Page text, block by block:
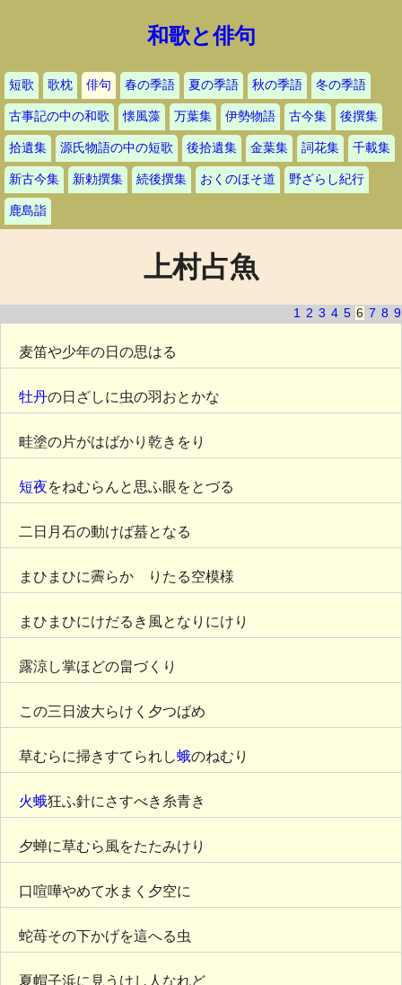
和歌と俳句
短歌 歌枕 俳句 春の季語 夏の季語 秋の季語 冬の季語
古事記の中の和歌 懐風藻 万葉集 伊勢物語 古今集 後撰集
拾遺集 源氏物語の中の短歌 後拾遺集 金葉集 詞花集 千載集
新古今集 新勅撰集 続後撰集 おくのほそ道 野ざらし紀行
鹿島詣
上村占魚
1 2 3 4 5 6 7 8 9
麦笛や少年の日の思はるゝ
牡丹の日ざしに虫の羽おとかな
畦塗の片がはばかり乾きをり
短夜をねむらんと思ふ眼をとづる
二日月石の動けば蟇となる
まひまひに霽らかゝりたる空模様
まひまひにけだるき風となりにけり
露涼し掌ほどの畠づくり
この三日波大らけく夕つばめ
草むらに掃きすてられし蛾のねむり
火蛾狂ふ針にさすべき糸青き
夕蝉に草むら風をたたみけり
口喧嘩やめて水まく夕空に
蛇苺その下かげを這へる虫
夏帽子浜に見うけし人なれど